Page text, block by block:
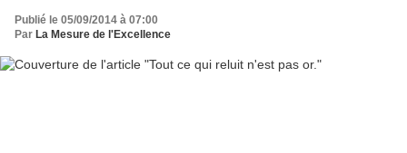
Publié le 05/09/2014 à 07:00
Par La Mesure de l'Excellence